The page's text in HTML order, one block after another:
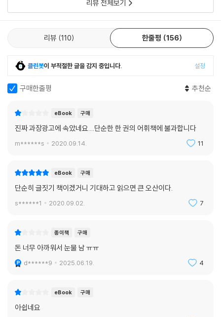
는 어휘력을 키울 수 있는 방법에 대해 다룬다. 어휘를 문장 구조와 떼어놓
을 수 없으니 작가는 글쓰기와 연계해 설명한다. 마지막으로 4장에서는 한
개의 낱말에 대해 궁금해하고 음미하는 일이 어떻게 어휘력을 늘리고 사고
력을 확장할 수 있는지 직접 사례를 들어 이야기한다. 작가의 시선이 담긴
낱말을 선택할 수 있는 방법도 배울 수 있을 것이다. 특히 작가가 추천하는
요한 말맛을 파악하는 방법, 어휘력을 키우는 글쓰기 기초 요령, 수식어를
해 꼭 필요한 글의 구성 만드는 법, 자료 활용법, 논지를 만드는 힘 키우는
법, 텍스트가 아닌 콘텍스트 읽는 연습, 관점을 키우는 책 읽기 등 누구나
익히 아는 어휘의 양 늘리기나 다독 외에 구체적으로 다양한 방법을 제시
한다.
리뷰 전체보기
리뷰 110 한줄평 156
클린봇이 부적절한 글을 감지 중입니다. 설정
구매한줄평 추천순
eBook 구매
진짜 과장광고에 속았네요....단순한 한 권의 어휘책에 불과합니다
m******s 2020.09.14. 11
eBook 구매
단순히 글짓기 책이겠거니 기대하고 읽으면 큰 오산이다.
s******1 2020.09.02. 7
종이책 구매
돈 너무 아까워서 눈물 남 ㅠㅠ
d******9 2025.06.19. 4
eBook 구매
아쉽네요